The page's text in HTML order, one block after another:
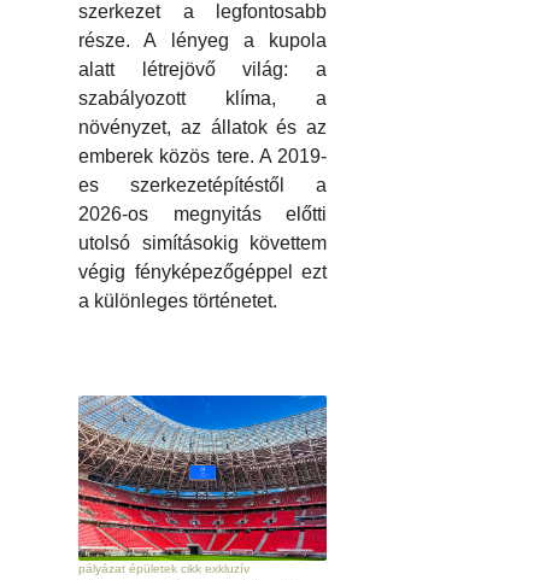
szerkezet a legfontosabb
része. A lényeg a kupola
alatt létrejövő világ: a
szabályozott klíma, a
növényzet, az állatok és az
emberek közös tere. A 2019-
es szerkezetépítéstől a
2026-os megnyitás előtti
utolsó simításokig követtem
végig fényképezőgéppel ezt
a különleges történetet.
pályázat épületek cikk exkluzív